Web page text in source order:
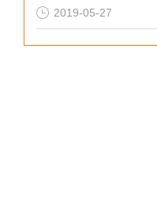
2019-05-27